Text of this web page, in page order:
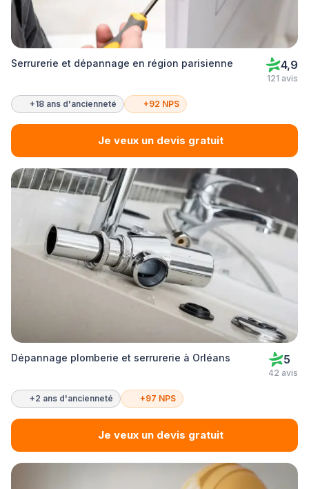
Serrurerie et dépannage en région parisienne 4,9
121 avis
+18 ans d'ancienneté +92 NPS
Je veux un devis gratuit
Dépannage plomberie et serrurerie à Orléans 5
42 avis
+2 ans d'ancienneté +97 NPS
Je veux un devis gratuit